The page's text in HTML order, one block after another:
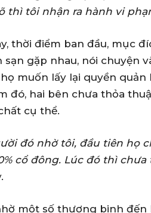
thì tôi nhận ra hành vi
thời điểm ban đầu, mục
sạn gặp nhau, nói chuyện
muốn lấy lại quyền quản
đó, hai bên chưa thỏa
cụ thể.
đó nhờ tôi, đầu tiên họ
cổ đông. Lúc đó thì
một số thương binh